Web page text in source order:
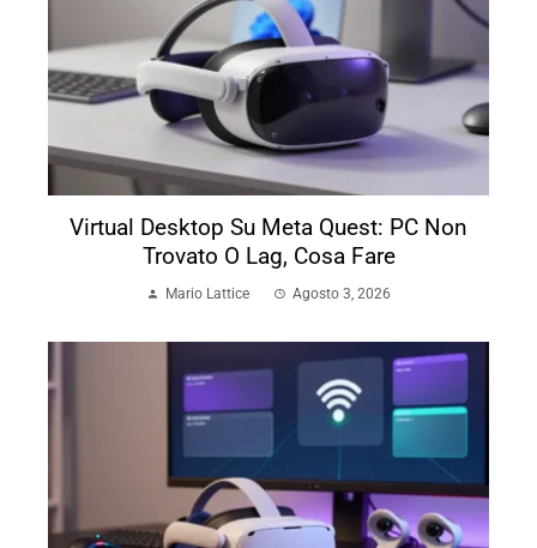
Virtual Desktop Su Meta Quest: PC Non
Trovato O Lag, Cosa Fare
Mario Lattice Agosto 3, 2026